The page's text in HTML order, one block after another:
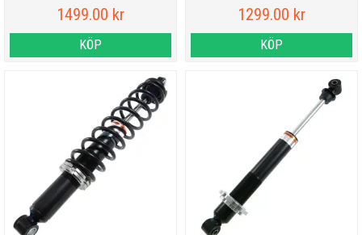
1499.00 kr
KÖP
1299.00 kr
KÖP